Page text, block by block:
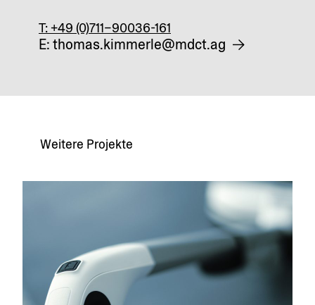
T: +49 (0)711–90036-161
E: thomas.kimmerle@mdct.ag
Weitere Projekte